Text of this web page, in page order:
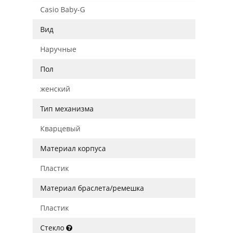
Casio Baby-G
Вид
Наручные
Пол
женский
Тип механизма
Кварцевый
Материал корпуса
Пластик
Материал браслета/ремешка
Пластик
Стекло